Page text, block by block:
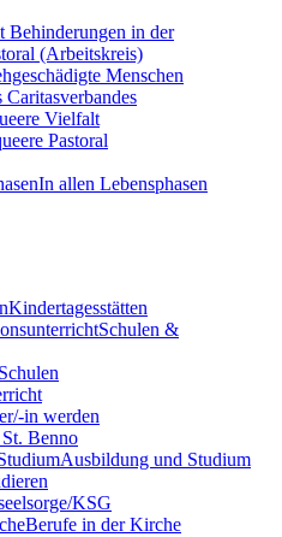
Behinderungen in der
(Arbeitskreis)
Menschen
Caritasverbandes
Vielfalt
Pastoral
In allen Lebensphasen
Kindertagesstätten
Schulen &
in werden
Benno
Ausbildung und Studium
KSG
Berufe in der Kirche